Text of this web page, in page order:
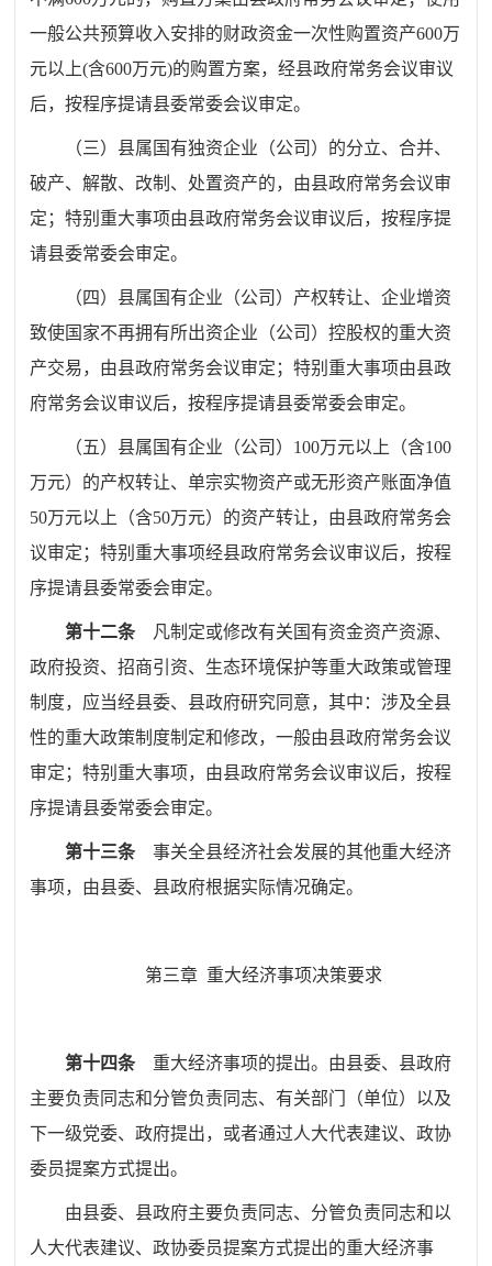
一般公共预算收入安排的财政资金一次性购置资产600万
元以上(含600万元)的购置方案，经县政府常务会议审议
后，按程序提请县委常委会议审定。
（三） 县属国有独资企业（公司）的分立、合并、
破产、解散、改制、处置资产的，由县政府常务会议审
定；特别重大事项由县政府常务会议审议后，按程序提
请县委常委会审定。
（四） 县属国有企业（公司）产权转让、企业增资
致使国家不再拥有所出资企业（公司）控股权的重大资
产交易，由县政府常务会议审定；特别重大事项由县政
府常务会议审议后，按程序提请县委常委会审定。
（五） 县属国有企业（公司） 100万元以上（含100
万元）的产权转让、单宗实物资产或无形资产账面净值
50万元以上（含50万元）的资产转让，由县政府常务会
议审定；特别重大事项经县政府常务会议审议后，按程
序提请县委常委会审定。
第十二条
凡制定或修改有关国有资金资产资源、
政府投资、招商引资、生态环境保护等重大政策或管理
制度，应当经县委、县政府研究同意，其中：涉及全县
性的重大政策制度制定和修改，一般由县政府常务会议
审定；特别重大事项， 由县政府常务会议审议后，按程
序提请县委常委会审定。
第十三条
事关全县经济社会发展的其他重大经济
事项，由县委、县政府根据实际情况确定。
第三章 重大经济事项决策要求
第十四条 重大经济事项的提出。由县委、 县政府
主要负责同志和分管负责同志、有关部门（单位）以及
下一级党委、政府提出，或者通过人大代表建议、政协
委员提案方式提出。
由县委、 县政府主要负责同志、分管负责同志和以
人大代表建议、政协委员提案方式提出的重大经济事